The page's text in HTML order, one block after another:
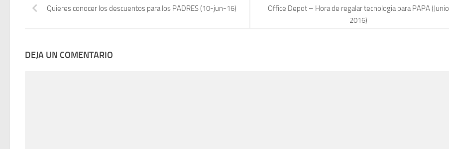
Office Depot – Hora de regalar tecnologia para PAPA (Junio
2016)
Quieres conocer los descuentos para los PADRES (10-jun-16)
DEJA UN COMENTARIO